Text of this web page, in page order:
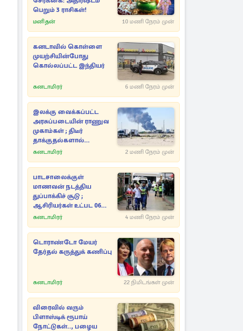
பெறும் 3 ராசிகள்!
மனிதன் 10 மணி நேரம் முன்
கனடாவில் கொள்ளை
முயற்சியின்போது
கொல்லப்பட்ட இந்தியர்
கனடாமிரர் 6 மணி நேரம் முன்
இலக்கு வைக்கப்பட்ட
அரசுப்படையின் ராணுவ
முகாம்கள் ; திடீர்
தாக்குதல்களால்
பறிக்கப்பட்ட உயிர்கள்
கனடாமிரர் 2 மணி நேரம் முன்
பாடசாலைக்குள்
மாணவன் நடத்திய
துப்பாக்கிச் சூடு ;
ஆசிரியர்கள் உட்பட 06
பேர் உயிரிழப்பு
கனடாமிரர் 4 மணி நேரம் முன்
டொராண்டோ மேயர்
தேர்தல் கருத்துக் கணிப்பு
கனடாமிரர் 22 நிமிடங்கள் முன்
விரைவில் வரும்
பிளாஸ்டிக் ரூபாய்
நோட்டுகள்.., பழைய